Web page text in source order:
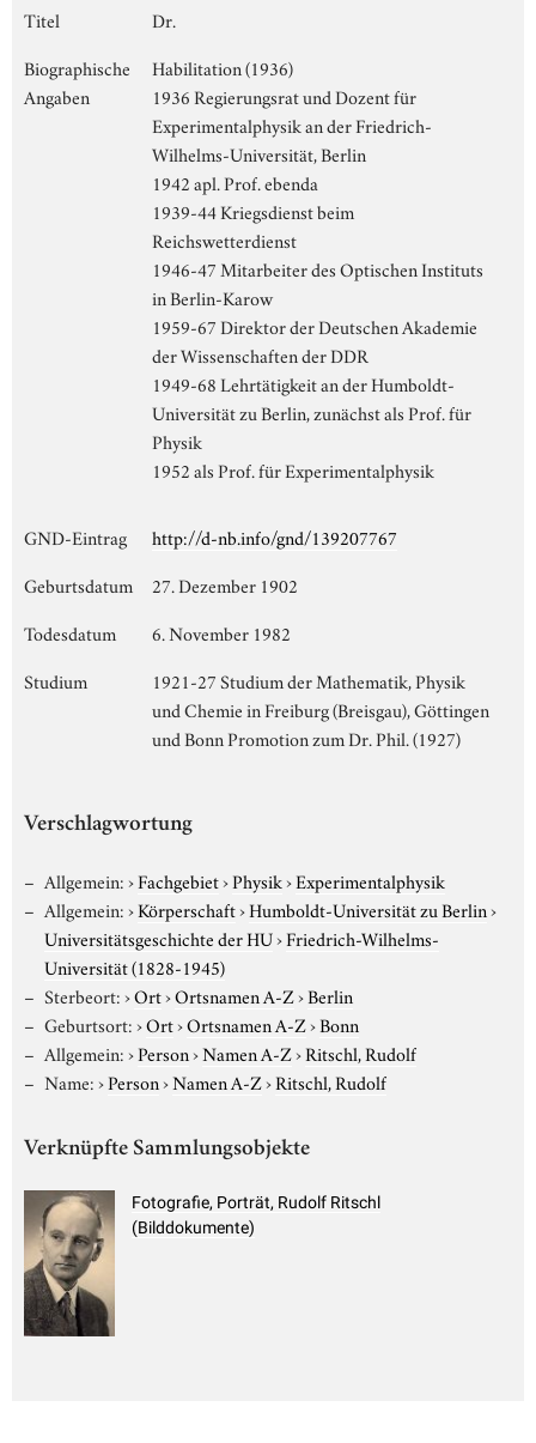
Titel
Dr.
Biographische
Angaben
Habilitation (1936)
1936 Regierungsrat und Dozent für
Experimentalphysik an der Friedrich-
Wilhelms-Universität, Berlin
1942 apl. Prof. ebenda
1939-44 Kriegsdienst beim
Reichswetterdienst
1946-47 Mitarbeiter des Optischen Instituts
in Berlin-Karow
1959-67 Direktor der Deutschen Akademie
der Wissenschaften der DDR
1949-68 Lehrtätigkeit an der Humboldt-
Universität zu Berlin, zunächst als Prof. für
Physik
1952 als Prof. für Experimentalphysik
GND-Eintrag
http://d-nb.info/gnd/139207767
Geburtsdatum
27. Dezember 1902
Todesdatum
6. November 1982
Studium
1921-27 Studium der Mathematik, Physik
und Chemie in Freiburg (Breisgau), Göttingen
und Bonn Promotion zum Dr. Phil. (1927)
Verschlagwortung
Allgemein:›Fachgebiet›Physik›Experimentalphysik
Allgemein:›Körperschaft›Humboldt-Universität zu Berlin›
Universitätsgeschichte der HU›Friedrich-Wilhelms-
Universität (1828-1945)
Sterbeort:›Ort›Ortsnamen A-Z›Berlin
Geburtsort:›Ort›Ortsnamen A-Z›Bonn
Allgemein:›Person›Namen A-Z›Ritschl, Rudolf
Name:›Person›Namen A-Z›Ritschl, Rudolf
Verknüpfte Sammlungsobjekte
Fotografie, Porträt, Rudolf Ritschl
(Bilddokumente)